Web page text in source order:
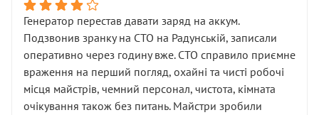
Генератор перестав давати заряд на аккум.
Подзвонив зранку на СТО на Радунській, записали
оперативно через годину вже. СТО справило приємне
враження на перший погляд, охайні та чисті робочі
місця майстрів, чемний персонал, чистота, кімната
очікування також без питань. Майстри зробили